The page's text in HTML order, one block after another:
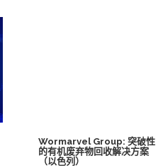
Wormarvel Group: 突破性
的有机废弃物回收解决方案
（以色列）